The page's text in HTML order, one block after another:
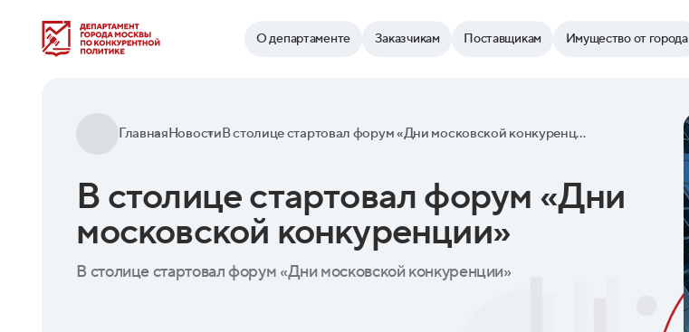
О департаменте Заказчикам Поставщикам Имущество от города
ГлавнаяНовости В столице стартовал форум «Дни московской конкуренции»
В столице стартовал форум «Дни
московской конкуренции»
В столице стартовал форум «Дни московской конкуренции»